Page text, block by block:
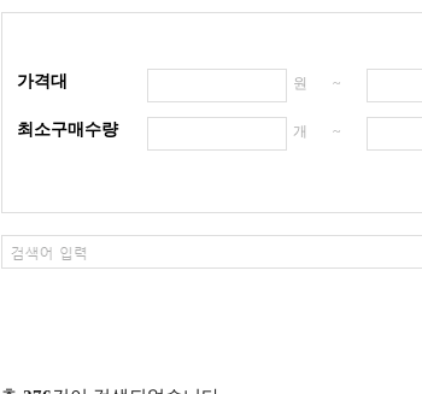
가격대 원 ~
최소구매수량 개 ~